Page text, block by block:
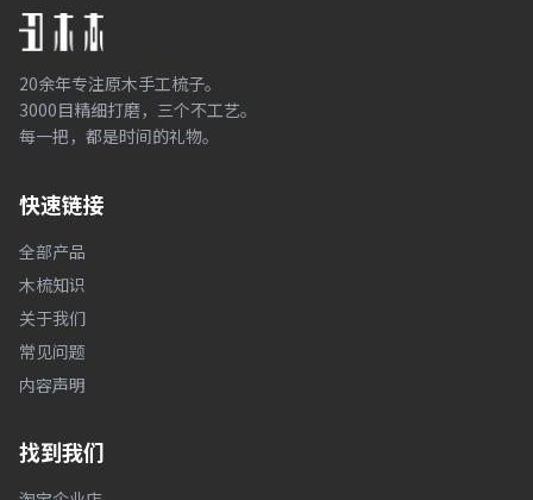
20余年专注原木手工梳子。
3000目精细打磨，三个不工艺。
每一把，都是时间的礼物。
快速链接
全部产品
木梳知识
关于我们
常见问题
内容声明
找到我们